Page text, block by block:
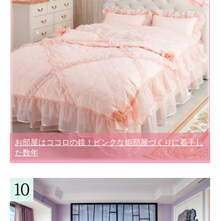
お部屋はココロの鏡！ピンクな姫部屋づくりに着手し
た数年